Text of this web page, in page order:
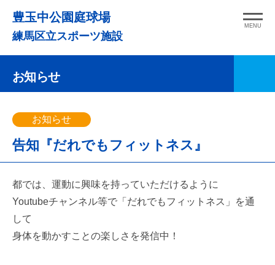
へ
プ
豊玉中公園庭球場
練馬区立スポーツ施設
MENU
お知らせ
お知らせ
告知『だれでもフィットネス』
都では、運動に興味を持っていただけるように
Youtubeチャンネル等で「だれでもフィットネス」を通
して
身体を動かすことの楽しさを発信中！